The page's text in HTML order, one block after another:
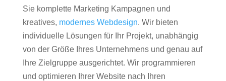
Sie komplette Marketing Kampagnen und
kreatives, modernes Webdesign. Wir bieten
individuelle Lösungen für Ihr Projekt, unabhängig
von der Größe Ihres Unternehmens und genau auf
Ihre Zielgruppe ausgerichtet. Wir programmieren
und optimieren Ihrer Website nach Ihren